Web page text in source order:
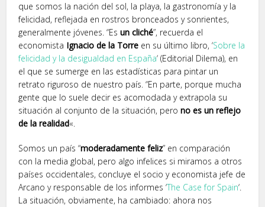
que somos la nación del sol, la playa, la gastronomía y la
felicidad, reflejada en rostros bronceados y sonrientes,
generalmente jóvenes. “Esun cliché”, recuerda el
economista Ignacio de la Torre en su último libro, ‘Sobre la
felicidad y la desigualdad en España‘ (Editorial Dilema), en
el que se sumerge en las estadísticas para pintar un
retrato riguroso de nuestro país. “En parte, porque mucha
gente que lo suele decir es acomodada y extrapola su
situación al conjunto de la situación, perono es un reflejo
de la realidad«.
Somos un país “moderadamente feliz” en comparación
con la media global, pero algo infelices si miramos a otros
países occidentales, concluye el socio y economista jefe de
Arcano y responsable de los informes ‘The Case for Spain‘.
La situación, obviamente, ha cambiado: ahora nos